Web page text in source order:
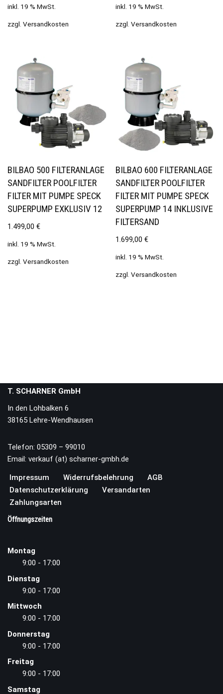
inkl. 19 % MwSt.
zzgl. Versandkosten
inkl. 19 % MwSt.
zzgl.Versandkosten
BILBAO 500 FILTERANLAGE
SANDFILTER POOLFILTER
FILTER MIT PUMPE SPECK
SUPERPUMP EXKLUSIV 12
1.499,00 €
inkl. 19 % MwSt.
zzgl. Versandkosten
BILBAO 600 FILTERANLAGE
SANDFILTER POOLFILTER
FILTER MIT PUMPE SPECK
SUPERPUMP 14 INKLUSIVE
FILTERSAND
1.699,00€
inkl. 19 % MwSt.
zzgl.Versandkosten
T. SCHARNER GmbH
In den Lohbalken 6
38165 Lehre-Wendhausen
Telefon: 05309 – 99010
Email: verkauf (at) scharner-gmbh.de
Impressum Widerrufsbelehrung
AGB
Datenschutzerklärung
Versandarten
Zahlungsarten
Öffnungszeiten
Montag
9:00 - 17:00
Dienstag
9:00 - 17:00
Mittwoch
9:00 - 17:00
Donnerstag
9:00 - 17:00
Freitag
9:00 - 17:00
Samstag